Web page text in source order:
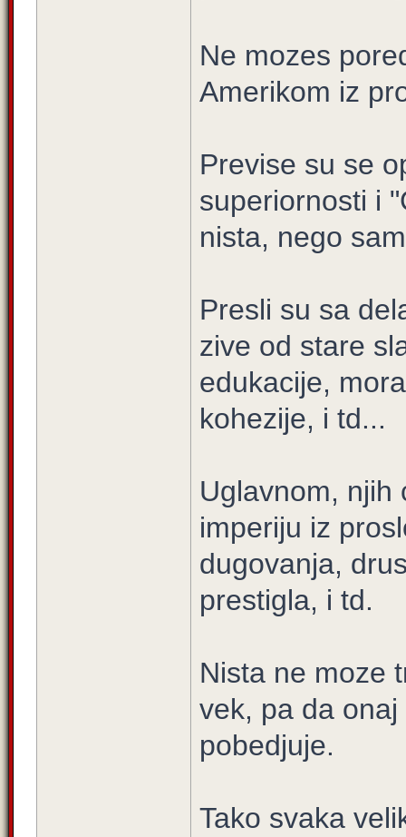
Ne mozes
Amerikom iz
Previse su se
superiornosti i
nista, nego
Presli su sa
zive od stare
edukacije,
kohezije, i td...
Uglavnom, njih
imperiju iz
dugovanja,
prestigla, i td.
Nista ne moze
vek, pa da
pobedjuje.
Tako svaka